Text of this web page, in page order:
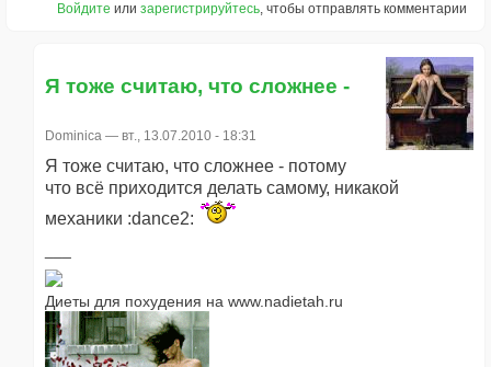
Войдите или зарегистрируйтесь, чтобы отправлять комментарии
Я тоже считаю, что сложнее -
Dominica — вт., 13.07.2010 - 18:31
Я тоже считаю, что сложнее - потому
что всё приходится делать самому, никакой
механики :dance2:
Диеты для похудения на www.nadietah.ru